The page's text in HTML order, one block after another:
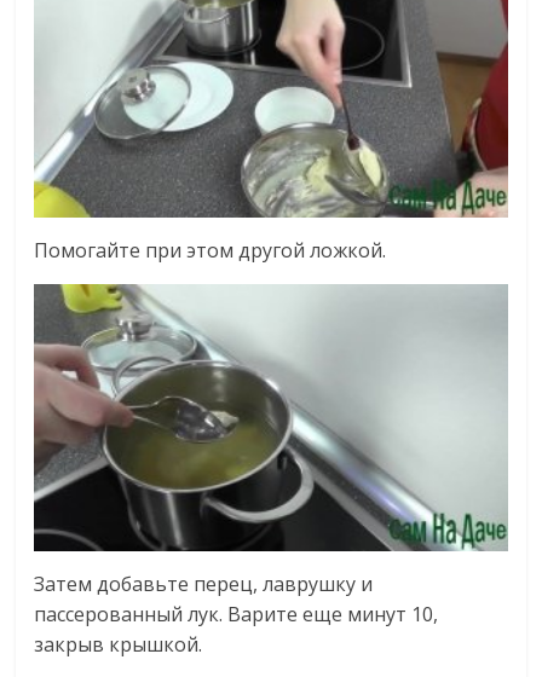
Помогайте при этом другой ложкой.
Затем добавьте перец, лаврушку и
пассерованный лук. Варите еще минут 10,
закрыв крышкой.